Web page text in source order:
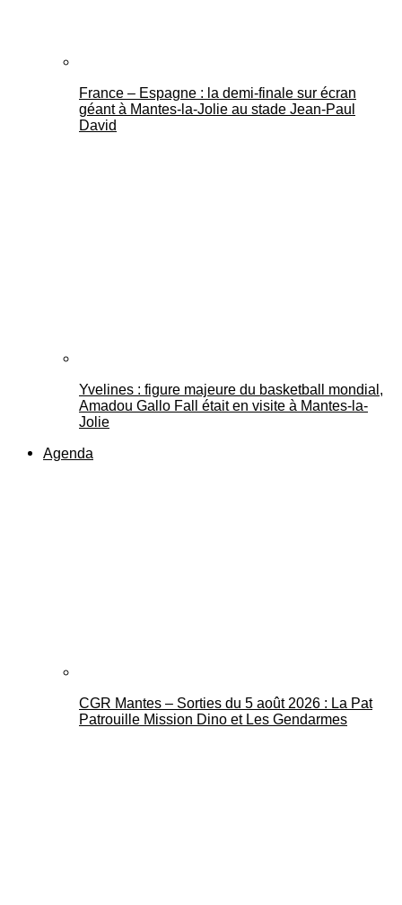
France – Espagne : la demi-finale sur écran
géant à Mantes-la-Jolie au stade Jean-Paul
David
Yvelines : figure majeure du basketball mondial,
Amadou Gallo Fall était en visite à Mantes-la-
Jolie
Agenda
CGR Mantes – Sorties du 5 août 2026 : La Pat
Patrouille Mission Dino et Les Gendarmes